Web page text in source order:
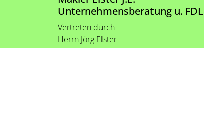
Unternehmensberatung u. FDL
Vertreten durch
Herrn Jörg Elster